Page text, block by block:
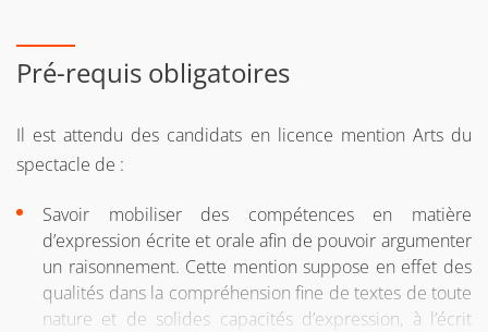
ou si vous êtes salarié, demandeur d'emploi, travailleur
indépendant
formation, vous pouvez entreprendre une démarche
de
validation des acquis personnels et professionnels
(VAPP)
Pour plus d'informations, consultez la page web de la
Direction de la formation continue et de l’apprentissage
Pré-requis obligatoires
Il est attendu des candidats en licence mention Arts du
spectacle de :
Savoir mobiliser des compétences en matière
d’expression écrite et orale afin de pouvoir argumenter
un raisonnement. Cette mention suppose en effet des
qualités dans la compréhension fine de textes de toute
nature et de solides capacités d’expression, à l’écrit